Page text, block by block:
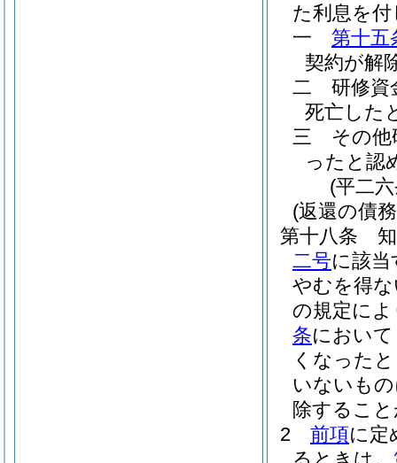
た利息を
一
第十五
契約が解
二
研修資
死亡した
三
その
ったと認
(平二
(返還の債
第十八条
二号に該
やむを得
の規定に
条におい
くなった
いないも
除するこ
2
前項に定